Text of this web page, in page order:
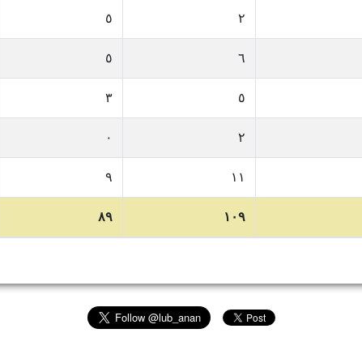
٢ ٥
٦ ٥
٥ ٣
٢ ٠
١١ ٩
١٠٩ ٨٩